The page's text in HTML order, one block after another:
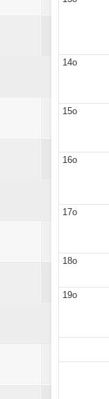
14ο
15ο
16ο
17ο
18ο
19ο